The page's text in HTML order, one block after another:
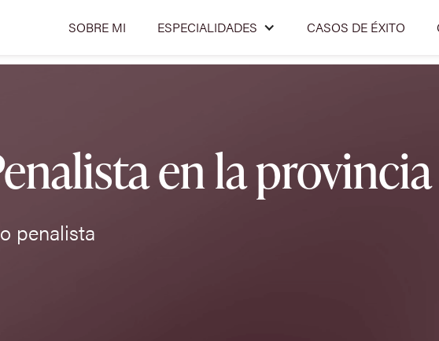
SOBRE MI ESPECIALIDADES CASOS DE ÉXITO
en la
penalista